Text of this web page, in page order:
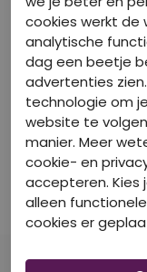
40-50-60% korting
RAVAGIO
Z10239/Angro mint
Sweaters
€ 19,99
cookies werkt de
analytische
dag een beetje
advertenties
technologie om
website te
manier. Meer
cookie- en
accepteren. Kies
alleen
cookies er